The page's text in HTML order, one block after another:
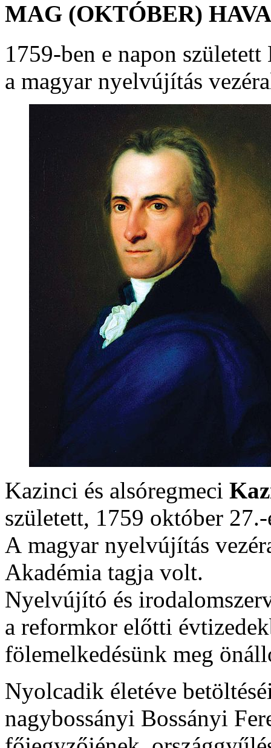
MAG (OKTÓBER)
1759-ben e napon
a magyar nyelvújítás
Kazinci és alsóregmeci
született, 1759 október
A magyar nyelvújítás
Akadémia tagja volt.
Nyelvújító és
a reformkor előtti
fölemelkedésünk meg
Nyolcadik életéve
nagybossányi Bossányi